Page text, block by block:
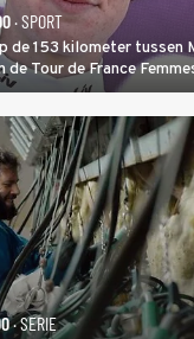
· SPORT
de 153 kilometer tussen
de Tour de France
die vorig jaar de witte
· SERIE